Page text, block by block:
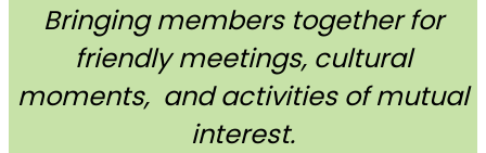
Bringing members together for
friendly meetings, cultural
moments, and activities of mutual
interest.